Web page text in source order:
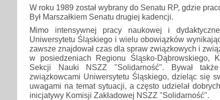
W roku 1989 został wybrany do Senatu RP, gdzie
Był Marszałkiem Senatu drugiej kadencji.
Mimo intensywnej pracy naukowej i
Uniwersytetu Śląskiego i wielu obowiązków
zawsze znajdował czas dla spraw związkowych i
w posiedzeniach Regionu Śląsko-Dąbrowskiego,
Sekcji Nauki NSZZ "Solidarność". Bywał
związkowcami Uniwersytetu Śląskiego, dzieląc się
uwagami na temat sytuacji, a często udzielał
inicjatywy Komisji Zakładowej NSZZ "Solidarność".